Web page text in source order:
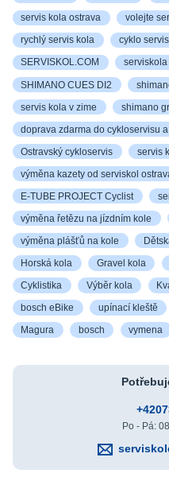
servis kola ostrava volejte
rychlý servis kola cyklo servis
SERVISKOL.COM serviskola
SHIMANO CUES DI2
servis kola v zime shimano
doprava zdarma do cykloservisu
Ostravský cykloservis servis
výměna kazety od serviskol
E-TUBE PROJECT Cyclist
výměna řetězu na jízdním kole
výměna plášťů na kole
Horská kola Gravel kola
Cyklistika Výběr kola
bosch eBike upínací kleště
Magura bosch vymena
Po - Pá: